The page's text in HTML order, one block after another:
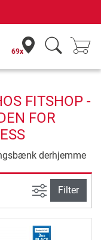
69x
FITSHOP -
FOR
derhjemme
Avanceret
Filter